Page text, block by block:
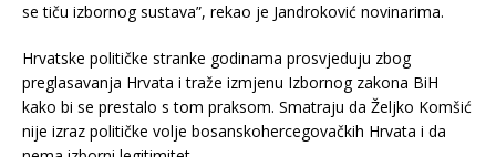
se tiču izbornog sustava”, rekao je Jandroković novinarima.
Hrvatske političke stranke godinama prosvjeduju zbog
preglasavanja Hrvata i traže izmjenu Izbornog zakona BiH
kako bi se prestalo s tom praksom. Smatraju da Željko Komšić
nije izraz političke volje bosanskohercegovačkih Hrvata i da